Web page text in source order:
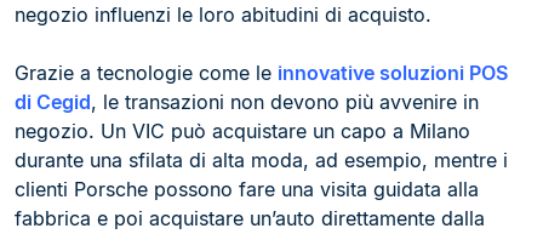
negozio influenzi le loro abitudini di acquisto.
Grazie a tecnologie come le innovative soluzioni POS
di Cegid, le transazioni non devono più avvenire in
negozio. Un VIC può acquistare un capo a Milano
durante una sfilata di alta moda, ad esempio, mentre i
clienti Porsche possono fare una visita guidata alla
fabbrica e poi acquistare un’auto direttamente dalla